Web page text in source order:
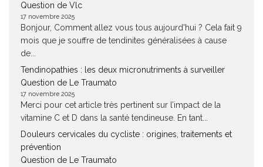
Question de Vlc
17 novembre 2025
Bonjour, Comment allez vous tous aujourd'hui ? Cela fait 9
mois que je souffre de tendinites généralisées à cause
de...
Tendinopathies : les deux micronutriments à surveiller
Question de Le Traumato
17 novembre 2025
Merci pour cet article très pertinent sur l’impact de la
vitamine C et D dans la santé tendineuse. En tant...
Douleurs cervicales du cycliste : origines, traitements et
prévention
Question de Le Traumato